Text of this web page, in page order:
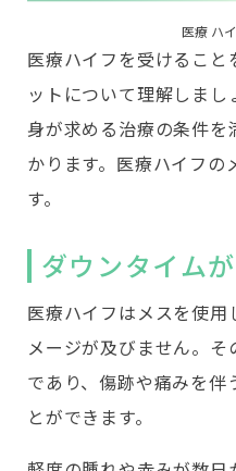
医療 ハ
医療ハイフを受けるこ
ットについて理解しま
身が求める治療の条件
かります。医療ハイフの
す。
ダウンタイム
医療ハイフはメスを使
メージが及びません。
であり、傷跡や痛みを
とができます。